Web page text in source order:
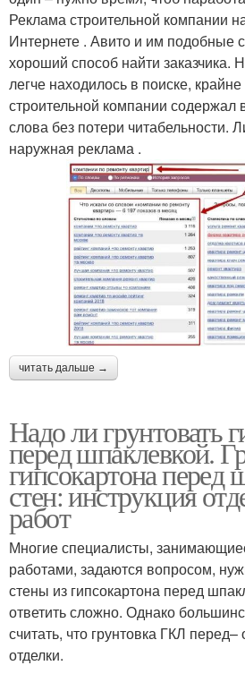
Реклама строительной компании
Интернете . Авито и им подобные
хороший способ найти заказчика.
легче находилось в поиске,
строительной компании
слова без потери читабельности.
наружная реклама .
читать дальше →
Надо ли грунтовать
перед шпаклевкой.
гипсокартона перед
стен: инструкция
работ
Многие специалисты,
работами, задаются вопросом,
стены из гипсокартона перед
ответить сложно. Однако
считать, что грунтовка ГКЛ
отделки.